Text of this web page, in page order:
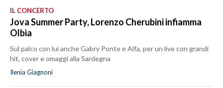
IL CONCERTO
Jova Summer Party, Lorenzo Cherubini infiamma
Olbia
Sul palco con lui anche Gabry Ponte e Alfa, per un live con grandi
hit, cover e omaggi alla Sardegna
Ilenia Giagnoni